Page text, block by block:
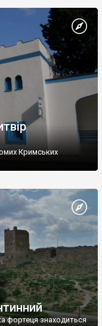
Кримських
фортеця знаходиться